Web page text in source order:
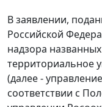
В заявлении,
Российской
надзора
территориальное
(далее -
соответствии с